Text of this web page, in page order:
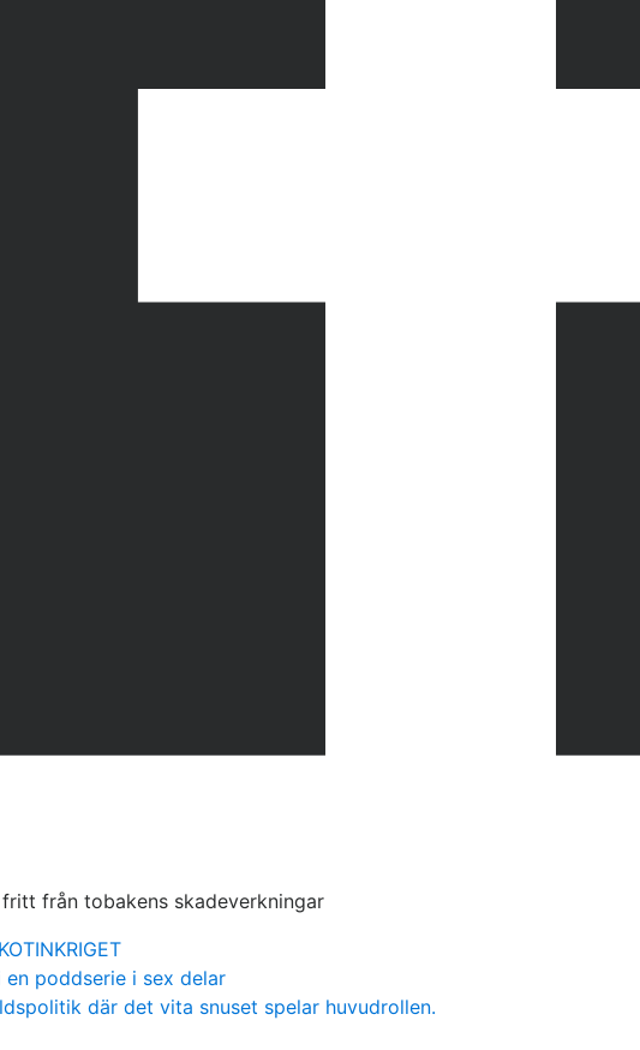
från tobakens skadeverkningar
poddserie i sex delar
där det vita snuset spelar huvudrollen.